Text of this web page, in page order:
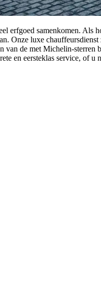
erfgoed samenkomen.
Onze luxe
de met Michelin-
en eersteklas service,